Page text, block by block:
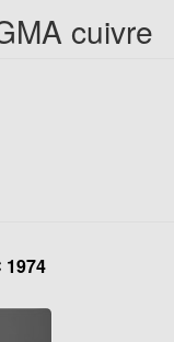
cuivre
1974